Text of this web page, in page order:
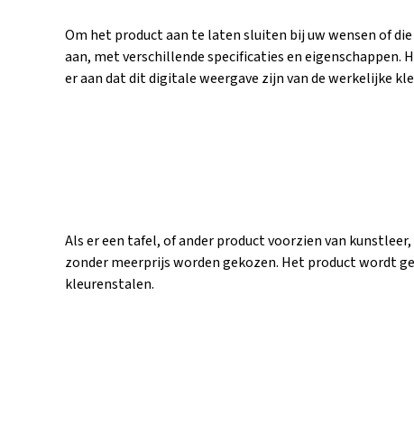
Om het product aan te laten sluiten bij uw wensen of
aan, met verschillende specificaties en eigenschappen.
er aan dat dit digitale weergave zijn van de werkelijke
Als er een tafel, of ander product voorzien van
zonder meerprijs worden gekozen. Het product wordt
kleurenstalen.